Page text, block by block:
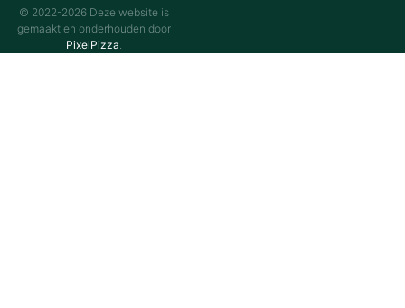
© 2022-2026 Deze website is
gemaakt en onderhouden door
PixelPizza.